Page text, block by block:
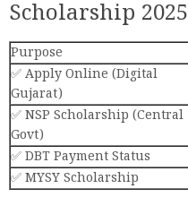
Scholarship 2025
Purpose
✅ Apply Online (Digital
Gujarat)
✅ NSP Scholarship (Central
Govt)
✅ DBT Payment Status
✅ MYSY Scholarship